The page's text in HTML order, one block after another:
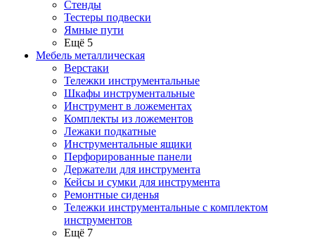
Стенды
Тестеры подвески
Ямные пути
Ещё 5
Мебель металлическая
Верстаки
Тележки инструментальные
Шкафы инструментальные
Инструмент в ложементах
Комплекты из ложементов
Лежаки подкатные
Инструментальные ящики
Перфорированные панели
Держатели для инструмента
Кейсы и сумки для инструмента
Ремонтные сиденья
Тележки инструментальные с комплектом
инструментов
Ещё 7